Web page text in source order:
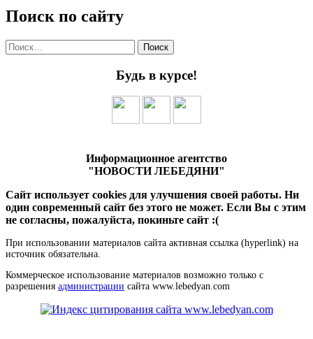
Поиск по сайту
Найти:
Будь в курсе!
Информационное агентство
"НОВОСТИ ЛЕБЕДЯНИ"
Сайт использует cookies для улучшения своей работы. Ни
один современный сайт без этого не может. Если Вы с этим
не согласны, пожалуйста, покиньте сайт :(
При использовании материалов сайта активная ссылка (hyperlink) на
источник обязательна.
Коммерческое использование материалов возможно только с
разрешения администрации сайта www.lebedyan.com